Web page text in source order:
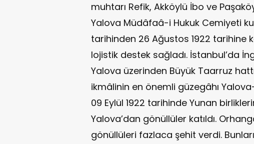
muhtarı Refik, Akköylü İbo ve
Yalova Müdâfaâ-i Hukuk Cemiyeti
tarihinden 26 Ağustos 1922 tarihine
lojistik destek sağladı. İstanbul’da
Yalova üzerinden Büyük Taarruz
ikmâlinin en önemli güzegâhı
09 Eylül 1922 tarihinde Yunan
Yalova’dan gönüllüler katıldı.
gönüllüleri fazlaca şehit verdi.